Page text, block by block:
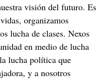
visión del futuro. Es
organizamos
lucha de clases. Nexos
en medio de lucha
lucha política que
y a nosotros